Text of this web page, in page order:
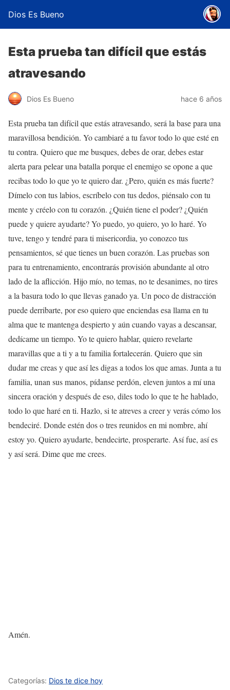
Dios Es Bueno
Esta prueba tan difícil que estás
atravesando
Dios Es Bueno hace 6 años
Esta prueba tan difícil que estás atravesando, será la base para una
maravillosa bendición. Yo cambiaré a tu favor todo lo que esté en
tu contra. Quiero que me busques, debes de orar, debes estar
alerta para pelear una batalla porque el enemigo se opone a que
recibas todo lo que yo te quiero dar. ¿Pero, quién es más fuerte?
Dímelo con tus labios, escríbelo con tus dedos, piénsalo con tu
mente y créelo con tu corazón. ¿Quién tiene el poder? ¿Quién
puede y quiere ayudarte? Yo puedo, yo quiero, yo lo haré. Yo
tuve, tengo y tendré para ti misericordia, yo conozco tus
pensamientos, sé que tienes un buen corazón. Las pruebas son
para tu entrenamiento, encontrarás provisión abundante al otro
lado de la aflicción. Hijo mío, no temas, no te desanimes, no tires
a la basura todo lo que llevas ganado ya. Un poco de distracción
puede derribarte, por eso quiero que enciendas esa llama en tu
alma que te mantenga despierto y aún cuando vayas a descansar,
dedícame un tiempo. Yo te quiero hablar, quiero revelarte
maravillas que a ti y a tu familia fortalecerán. Quiero que sin
dudar me creas y que así les digas a todos los que amas. Junta a tu
familia, unan sus manos, pídanse perdón, eleven juntos a mí una
sincera oración y después de eso, diles todo lo que te he hablado,
todo lo que haré en ti. Hazlo, si te atreves a creer y verás cómo los
bendeciré. Donde estén dos o tres reunidos en mi nombre, ahí
estoy yo. Quiero ayudarte, bendecirte, prosperarte. Así fue, así es
y así será. Dime que me crees.
Amén.
Categorías: Dios te dice hoy